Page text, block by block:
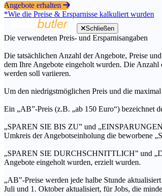
Angebote erhalten
*Wie die Preise & Ersparnisse kalkuliert wurden
Schließen
Die verwendeten Preis- und Ersparnisangaben
Die tatsächlichen Anzahl der Angebote, Preise
dem Ihre Angebote eingeholt wurden. Die
werden soll variieren.
Um den niedrigstmöglichen Preis und die
Ein „AB”-Preis (z.B. „ab 150 Euro“) bezeichnet
„SPAREN SIE BIS ZU” und
Umkreis der Angebotseinholung die beworbene
„SPAREN SIE DURCHSCHNITTLICH” und
Angebote eingeholt wurden, erzielt wurden.
„AB”-Preise werden jede halbe Stunde
Juli und 1. Oktober aktualisiert, für Jobs, die